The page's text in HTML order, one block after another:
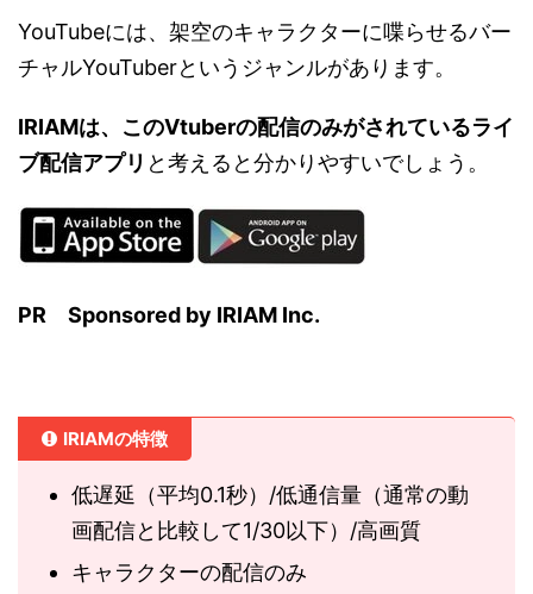
YouTubeには、架空のキャラクターに喋らせるバー
チャルYouTuberというジャンルがあります。
IRIAMは、このVtuberの配信のみがされているライ
ブ配信アプリ と考えると分かりやすいでしょう。
PR Sponsored by IRIAM Inc.
IRIAMの特徴
低遅延（平均0.1秒）/低通信量（通常の動
画配信と比較して1/30以下）/高画質
キャラクターの配信のみ